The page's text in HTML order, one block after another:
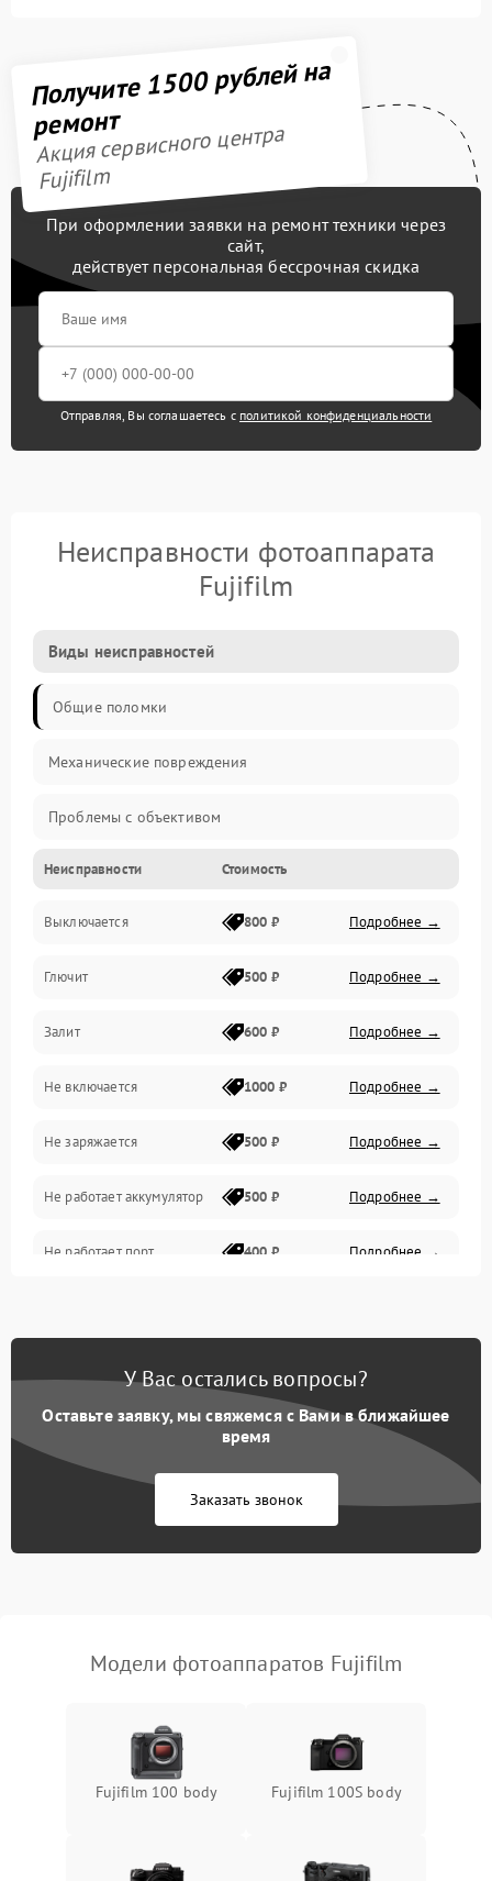
Получите 1500 рублей на
ремонт
Акция сервисного центра
Fujifilm
При оформлении заявки на ремонт техники через
сайт,
действует персональная бессрочная скидка
Отправляя, Вы соглашаетесь с политикой конфиденциальности
Неисправности фотоаппарата
Fujifilm
Виды неисправностей
Общие поломки
Механические повреждения
Проблемы с объективом
Электронные ошибки
Механические проблемы
Матрица и оптика
Питание и питание цепей
Проблемы с картами памяти
Объективы
Программные сбои
Коммуникации и интерфейсы
Неисправности Стоимость
Выключается 800 ₽ Подробнее →
Глючит 500 ₽ Подробнее →
Залит 600 ₽ Подробнее →
Не включается 1000 ₽ Подробнее →
Не заряжается 500 ₽ Подробнее →
Не работает аккумулятор 500 ₽ Подробнее →
Не работает порт 400 ₽ Подробнее →
У Вас остались вопросы?
Оставьте заявку, мы свяжемся с Вами в ближайшее
время
Заказать звонок
Модели фотоаппаратов Fujifilm
Fujifilm 100 body Fujifilm 100S body